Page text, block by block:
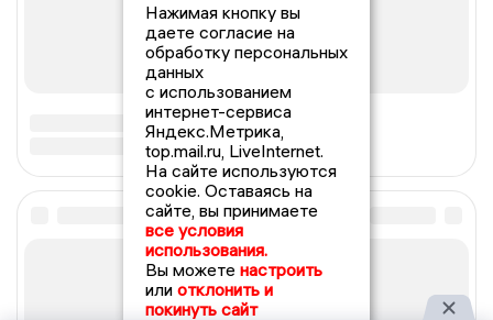
Нажимая кнопку вы
даете согласие на
обработку персональных
данных
с использованием
интернет-сервиса
Яндекс.Метрика,
top.mail.ru, LiveInternet.
На сайте используются
cookie. Оставаясь на
сайте, вы принимаете
все условия
использования.
Вы можете настроить
или отклонить и
покинуть сайт